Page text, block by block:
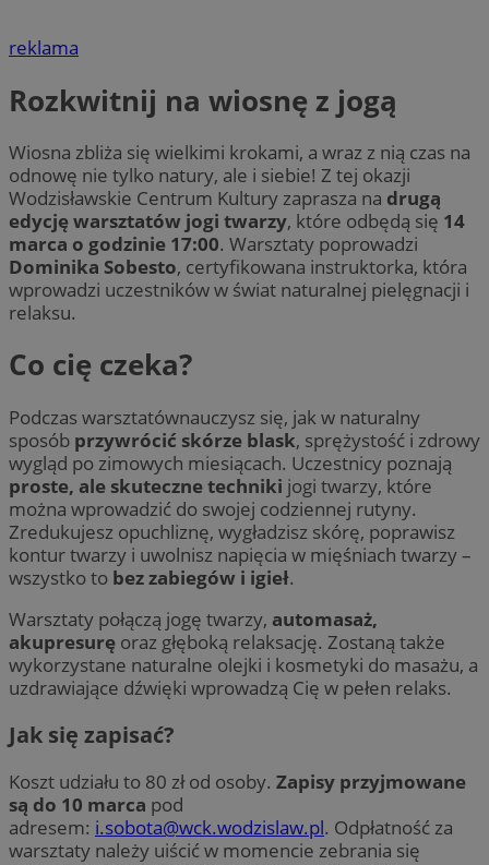
reklama
Rozkwitnij na wiosnę z jogą
Wiosna zbliża się wielkimi krokami, a wraz z nią czas na
odnowę nie tylko natury, ale i siebie! Z tej okazji
Wodzisławskie Centrum Kultury zaprasza na drugą
edycję warsztatów jogi twarzy, które odbędą się 14
marca o godzinie 17:00. Warsztaty poprowadzi
Dominika Sobesto, certyfikowana instruktorka, która
wprowadzi uczestników w świat naturalnej pielęgnacji i
relaksu.
Co cię czeka?
Podczas warsztatównauczysz się, jak w naturalny
sposób przywrócić skórze blask, sprężystość i zdrowy
wygląd po zimowych miesiącach. Uczestnicy poznają
proste, ale skuteczne techniki jogi twarzy, które
można wprowadzić do swojej codziennej rutyny.
Zredukujesz opuchliznę, wygładzisz skórę, poprawisz
kontur twarzy i uwolnisz napięcia w mięśniach twarzy –
wszystko to bez zabiegów i igieł.
Warsztaty połączą jogę twarzy, automasaż,
akupresurę oraz głęboką relaksację. Zostaną także
wykorzystane naturalne olejki i kosmetyki do masażu, a
uzdrawiające dźwięki wprowadzą Cię w pełen relaks.
Jak się zapisać?
Koszt udziału to 80 zł od osoby. Zapisy przyjmowane
są do 10 marca pod
adresem: i.sobota@wck.wodzislaw.pl. Odpłatność za
warsztaty należy uiścić w momencie zebrania się